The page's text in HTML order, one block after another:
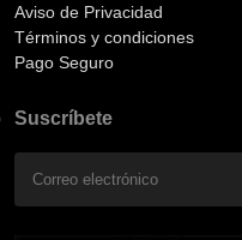
Aviso de Privacidad
Términos y condiciones
Pago Seguro
Suscríbete